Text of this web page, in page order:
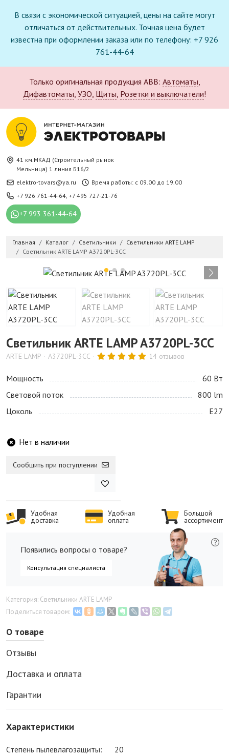
В связи с экономической ситуацией, цены на сайте могут
отличаться от действительных. Точная цена будет
известна при оформлении заказа или по телефону: +7 926
761-44-64
Только оригинальная продукция ABB: Автоматы,
Дифавтоматы, УЗО, Щиты, Розетки и выключатели!
41 км.МКАД (Строительный рынок
Мельница) 1 линия Б16/2
elektro-tovars@ya.ru
Время работы: с 09.00 до 19.00
+7 926 761-44-64, +7 495 727-21-76
+7 993 361-44-64
Главная Каталог Светильники
Светильники ARTE LAMP
Светильник ARTE LAMP A3720PL-3CC
Светильник ARTE LAMP A3720PL-3CC
ARTE LAMP A3720PL-3CC 14 отзывов
Мощность
60 Bт
Световой поток
800 lm
Цоколь
E27
Нет в наличии
Сообщить при поступлении
Удобная
доставка
Удобная
оплата
Большой
ассортимент
Появились вопросы о товаре?
Консультация специалиста
Категория: Светильники ARTE LAMP
Поделиться товаром:
О товаре
Отзывы
Доставка и оплата
Гарантии
Характеристики
Степень пылевлагозащиты:
20